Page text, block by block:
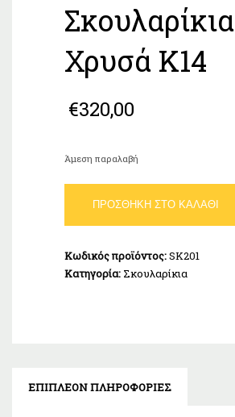
Σκουλαρίκια
Χρυσά Κ14
€320,00
Άμεση παραλαβή
Χρυσά
Κ14
ΠΡΟΣΘΉΚΗ ΣΤΟ ΚΑΛΆΘΙ
Κωδικός προϊόντος:SK201
Κατηγορία: Σκουλαρίκια
ΕΠΙΠΛΈΟΝ ΠΛΗΡΟΦΟΡΊΕΣ